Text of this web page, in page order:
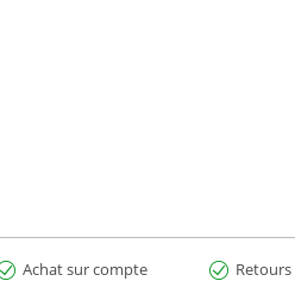
Achat sur compte